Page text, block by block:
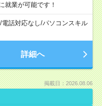
就業が可能です！
/電話対応なし/パソコンスキル
詳細へ
掲載日：2026.08.06